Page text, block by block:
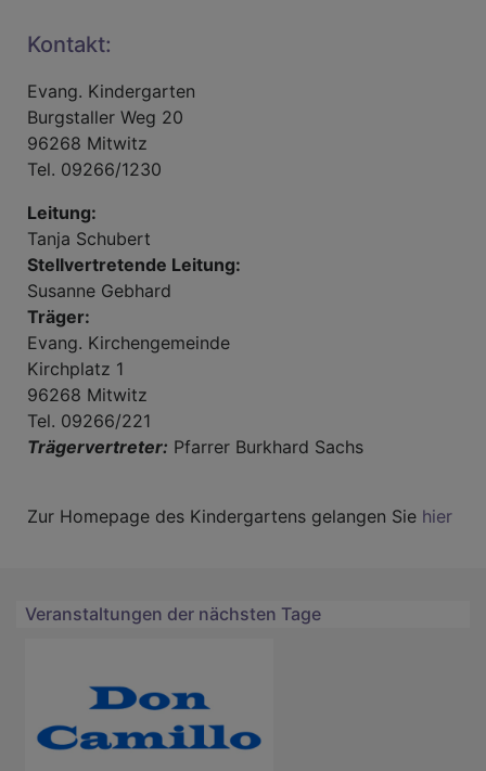
Kontakt:
Evang. Kindergarten
Burgstaller Weg 20
96268 Mitwitz
Tel. 09266/1230
Leitung:
Tanja Schubert
Stellvertretende Leitung:
Susanne Gebhard
Träger:
Evang. Kirchengemeinde
Kirchplatz 1
96268 Mitwitz
Tel. 09266/221
Trägervertreter: Pfarrer Burkhard Sachs
Zur Homepage des Kindergartens gelangen Sie hier
Veranstaltungen der nächsten Tage